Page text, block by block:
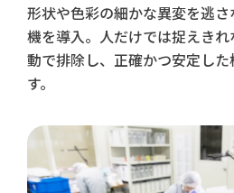
形状や色彩の細かな異変を逃
機を導入。人だけでは捉えき
動で排除し、正確かつ安定し
す。